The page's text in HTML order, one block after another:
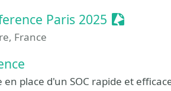
Paris 2025
France
en place d'un SOC rapide et